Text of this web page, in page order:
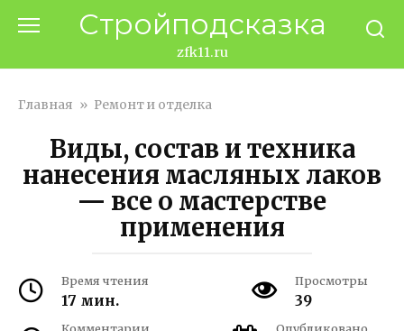
Стройподсказка
zfk11.ru
Главная » Ремонт и отделка
Виды, состав и техника
нанесения масляных лаков
— все о мастерстве
применения
Время чтения
17 мин.
Просмотры
39